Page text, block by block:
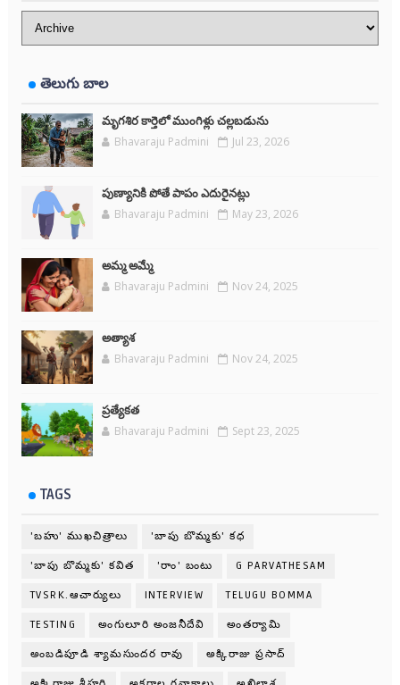
తెలుగు బాల
మృగశిర కార్తెలో ముంగిళ్లు చల్లబడును
Bhavaraju Padmini Jul 23, 2026
పుణ్యానికి పోతే పాపం ఎదురైనట్లు
Bhavaraju Padmini May 23, 2026
అమ్మ అమ్మే
Bhavaraju Padmini Nov 24, 2025
అత్యాశ
Bhavaraju Padmini Nov 24, 2025
ప్రత్యేకత
Bhavaraju Padmini Sept 23, 2025
TAGS
'బహు' ముఖచిత్రాలు 'బాపు బొమ్మకు' కధ
'బాపు బొమ్మకు' కవిత 'రాం' బంటు G PARVATHESAM
TVSRK.ఆచార్యులు INTERVIEW TELUGU BOMMA
TESTING అంగులూరి అంజనీదేవి అంతర్యామి
అంబడిపూడి శ్యామసుందర రావు అక్కిరాజు ప్రసాద్